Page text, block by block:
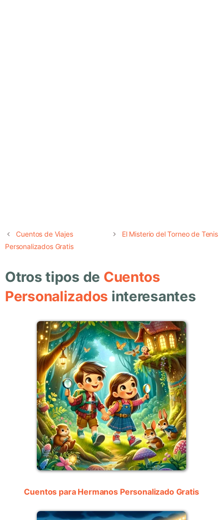
Cuentos de Viajes
Personalizados Gratis
El Misterio del Torneo de Tenis
Otros tipos de Cuentos
Personalizados interesantes
Cuentos para Hermanos Personalizado Gratis